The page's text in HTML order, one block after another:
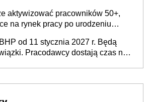
aktywizować pracowników 50+,
na rynek pracy po urodzeniu
Fundusz na rzecz
Zatrudnianiu?
od 11 stycznia 2027 r. Będą
Pracodawcy dostają czas na